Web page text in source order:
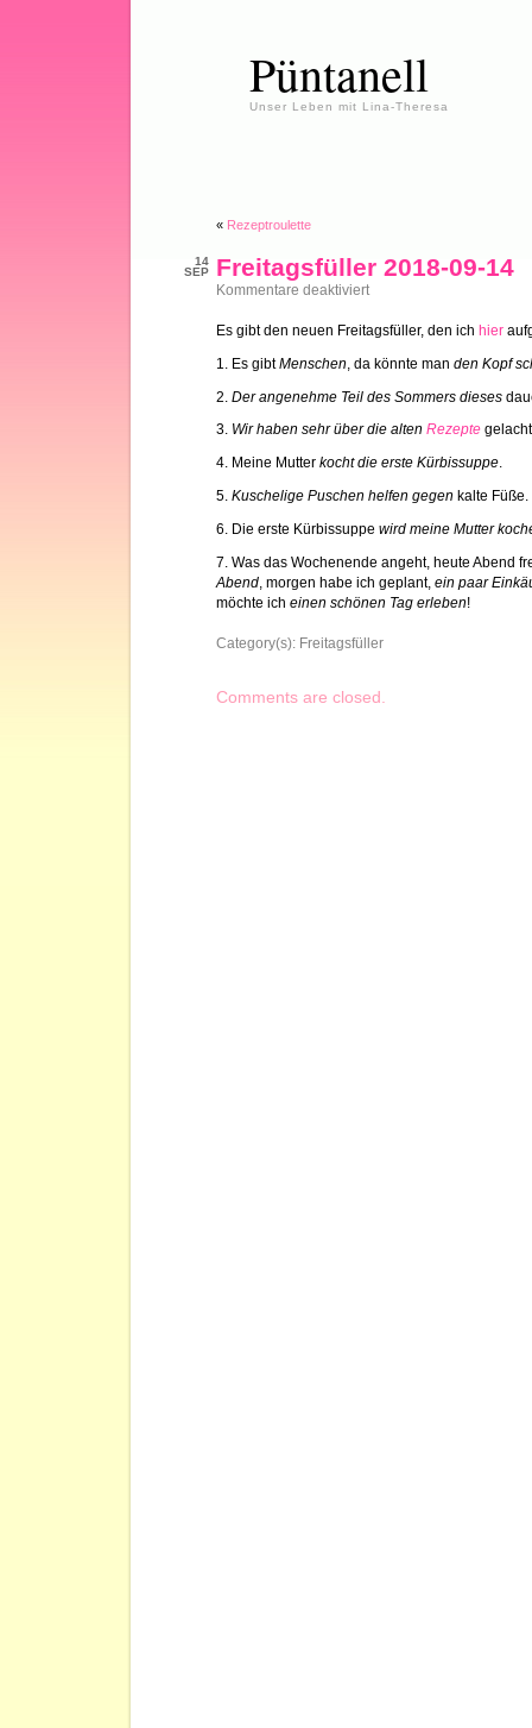
Püntanell
Unser Leben mit Lina-Theresa
« Rezeptroulette
14
SEP
Freitagsfüller 2018-09-14
Kommentare deaktiviertfür
09-
Es gibt den neuen Freitagsfüller, den ich hier
1. Es gibtMenschen , da könnte man den Kopf
2. Der angenehme Teil des Sommers dieses
3. Wir haben sehr über die alten Rezepte
4. Meine Mutter kocht die erste Kürbissuppe.
5. Kuschelige Puschen helfen gegen kalte Füße.
6. Die erste Kürbissuppe wird meine Mutter
7. Was das Wochenende angeht, heute Abend
Abend , morgen habe ich geplant, ein paar
möchte ich einen schönen Tag erleben!
Category(s): Freitagsfüller
Comments are closed.